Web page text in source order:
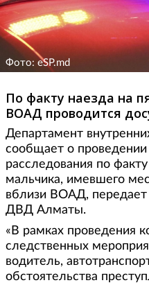
Фото: eSP.md
По факту наезда на
ВОАД проводится
Департамент
сообщает о проведении
расследования по
мальчика, имевшего
вблизи ВОАД, передает
ДВД Алматы.
«В рамках проведения
следственных
водитель,
обстоятельства